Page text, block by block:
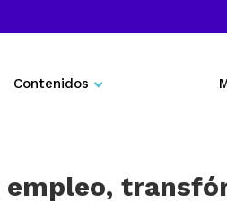
Contenidos
empleo,